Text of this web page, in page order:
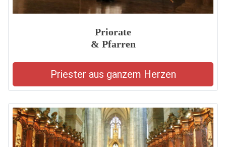
Priorate
& Pfarren
Priester aus ganzem Herzen